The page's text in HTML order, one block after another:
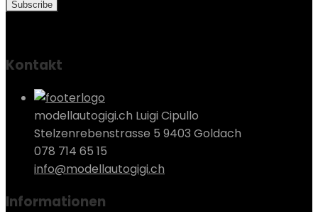
Kontakt
modellautogigi.ch Luigi Cipullo
Stelzenrebenstrasse 5 9403 Goldach
078 714 65 15
info@modellautogigi.ch
Informationen